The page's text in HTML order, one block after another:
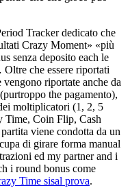
Tracker dedicato che
Crazy Moment» «più
senza deposito each le
che essere riportati
riportate anche da
the pagamento),
moltiplicatori (1, 2, 5
Time, Coin Flip, Cash
viene condotta da un
di girare forma manual
ed my partner and i
i round bonus come
Time sisal prova.